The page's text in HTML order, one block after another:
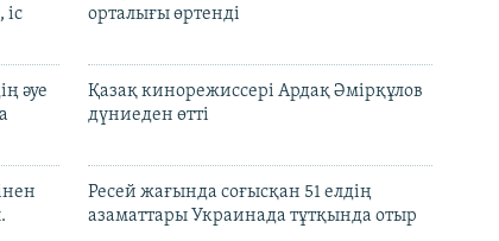
орталығы өртенді
әуе
Қазақ кинорежиссері Ардақ Әмірқұлов
дүниеден өтті
Ресей жағында соғысқан 51 елдің
азаматтары Украинада тұтқында отыр